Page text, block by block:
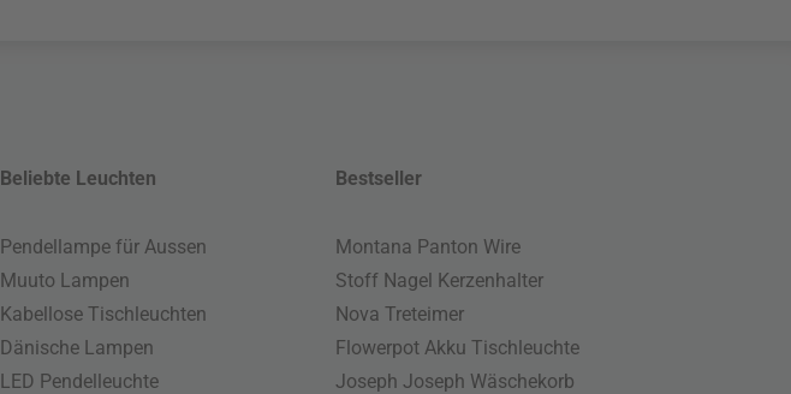
Beliebte Leuchten
Pendellampe für Aussen
Muuto Lampen
Kabellose Tischleuchten
Dänische Lampen
LED Pendelleuchte
Bestseller
Montana Panton Wire
Stoff Nagel Kerzenhalter
Nova Treteimer
Flowerpot Akku Tischleuchte
Joseph Joseph Wäschekorb